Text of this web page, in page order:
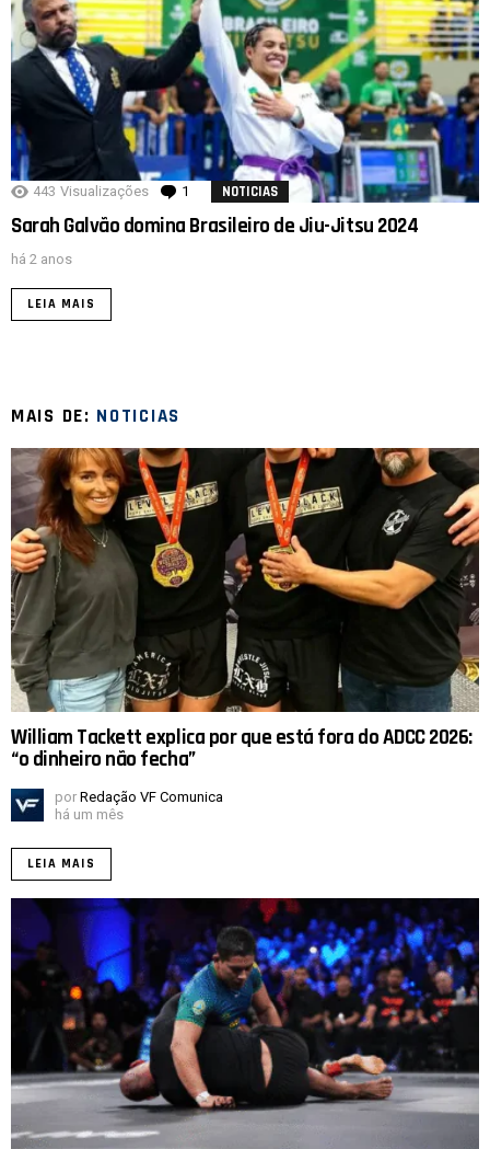
443 Visualizações 1 comentário
NOTICIAS
Sarah Galvão domina Brasileiro de Jiu-Jitsu 2024
há 2 anos
LEIA MAIS
MAIS DE: NOTICIAS
William Tackett explica por que está fora do ADCC 2026:
“o dinheiro não fecha”
por Redação VF Comunica
há um mês
LEIA MAIS